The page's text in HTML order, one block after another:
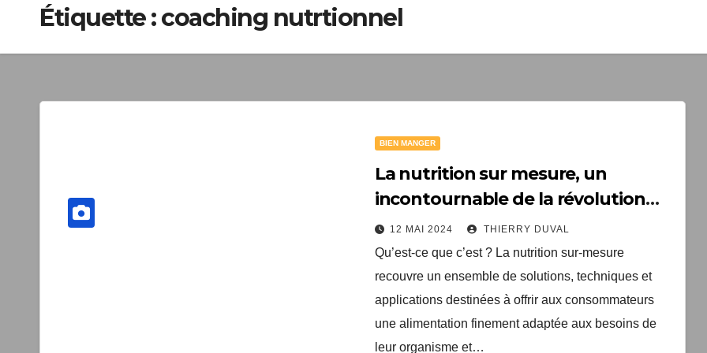
Étiquette :coaching nutrtionnel
BIEN MANGER
La nutrition sur mesure, un
incontournable de la révolution
alimentaire
12 MAI 2024 THIERRY DUVAL
Qu’est-ce que c’est ? La nutrition sur-mesure
recouvre un ensemble de solutions, techniques et
applications destinées à offrir aux consommateurs
une alimentation finement adaptée aux besoins de
leur organisme et…
à télécharger
santé"
contenant des offres
pouvez vous désinscrire à tout
de désabonnement
Une erreur est survenue
formulaire. Merci de
Votre inscription a bien été
livre numérique a été
arriver d'ici quelques